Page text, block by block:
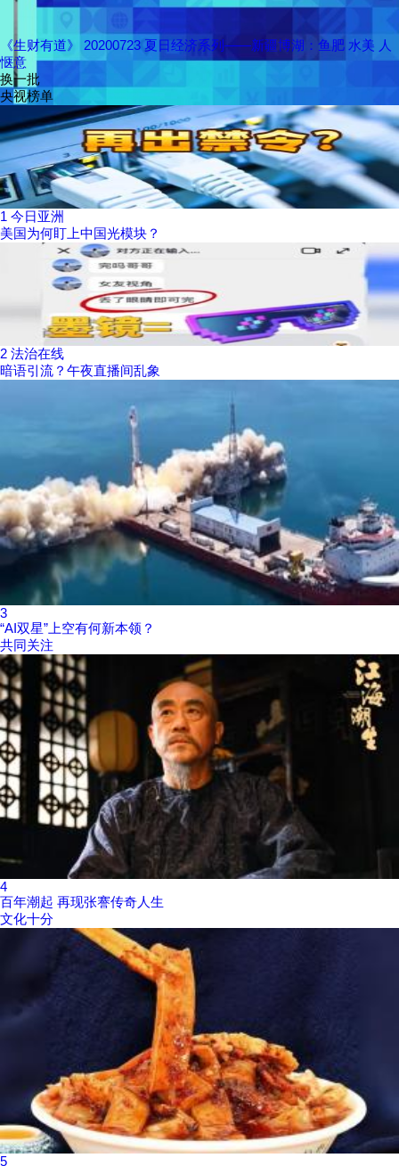
《生财有道》 20200723 夏日经济系列——新疆博湖：鱼肥 水美 人
惬意
换一批
央视榜单
1 今日亚洲
美国为何盯上中国光模块？
2 法治在线
暗语引流？午夜直播间乱象
3
“AI双星”上空有何新本领？
共同关注
4
百年潮起 再现张謇传奇人生
文化十分
5